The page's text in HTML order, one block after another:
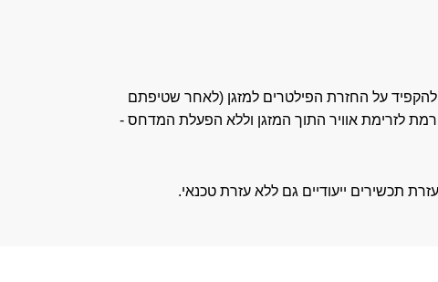
להקפיד על החזרת הפילטרים למזגן (לאחר שטיפתם
לזרימת אוויר התוך המזגן וללא הפעלת המדחס -
תכשירים ייעודיים גם ללא עזרת טכנאי.